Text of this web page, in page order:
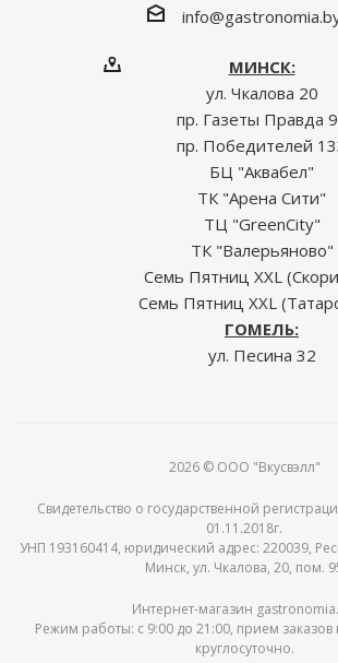
МИНСК:
ул. Чкалова 20
пр. Газеты Правда
пр. Победителей
БЦ "Аквабел"
ТК "Арена Сити"
ТЦ "GreenCity"
ТК "Валерьяново"
Семь Пятниц XXL
Семь Пятниц XXL
ГОМЕЛЬ:
ул. Песина 32
2026 © ООО "Вкусвэлл"
Свидетельство о государственной
01.11.2018г.
УНП 193160414, юридический адрес: 220039,
Минск, ул. Чкалова, 20, пом.
Интернет-магазин
Режим работы: c 9:00 до 21:00, прием
круглосуточно.